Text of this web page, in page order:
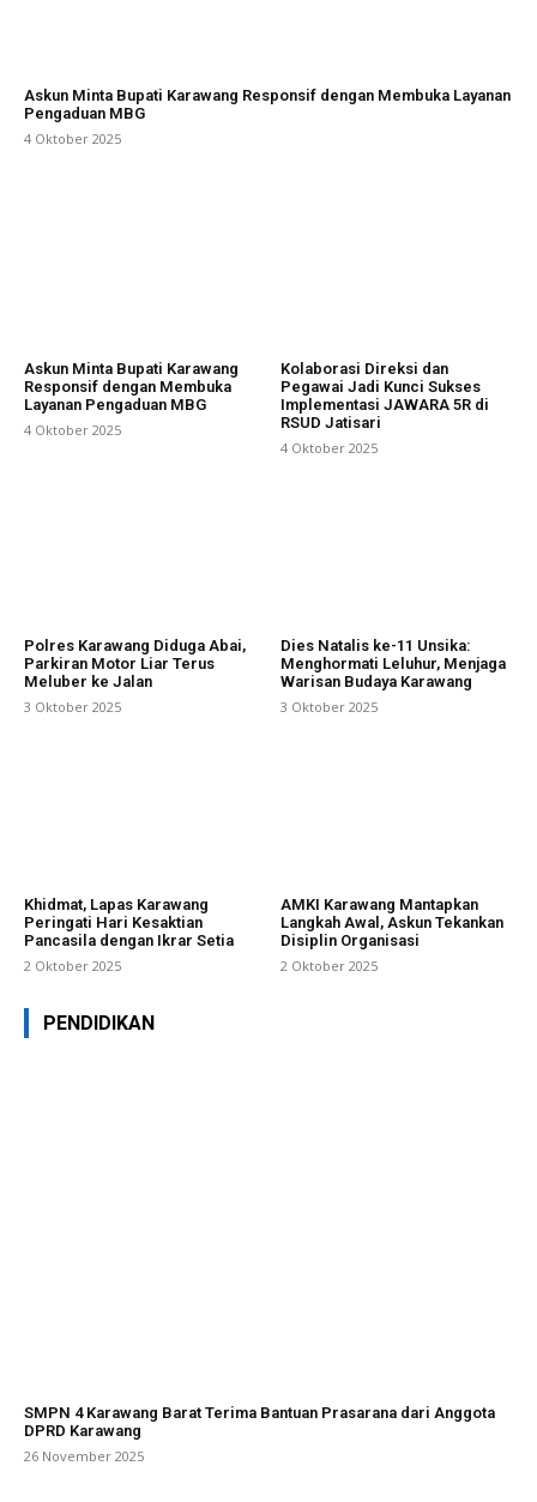
Askun Minta Bupati Karawang Responsif dengan Membuka Layanan
Pengaduan MBG
4 Oktober 2025
Askun Minta Bupati Karawang
Responsif dengan Membuka
Layanan Pengaduan MBG
4 Oktober 2025
Kolaborasi Direksi dan
Pegawai Jadi Kunci Sukses
Implementasi JAWARA 5R di
RSUD Jatisari
4 Oktober 2025
Polres Karawang Diduga Abai,
Parkiran Motor Liar Terus
Meluber ke Jalan
3 Oktober 2025
Dies Natalis ke-11 Unsika:
Menghormati Leluhur, Menjaga
Warisan Budaya Karawang
3 Oktober 2025
Khidmat, Lapas Karawang
Peringati Hari Kesaktian
Pancasila dengan Ikrar Setia
2 Oktober 2025
AMKI Karawang Mantapkan
Langkah Awal, Askun Tekankan
Disiplin Organisasi
2 Oktober 2025
PENDIDIKAN
SMPN 4 Karawang Barat Terima Bantuan Prasarana dari Anggota
DPRD Karawang
26 November 2025